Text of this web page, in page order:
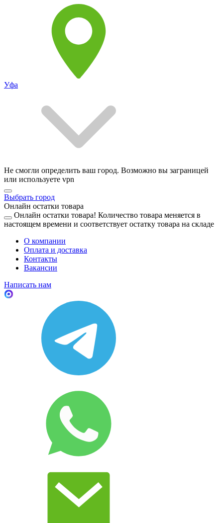
Уфа
Не смогли определить ваш город. Возможно вы заграницей
или используете vpn
Выбрать город
Онлайн остатки товара
Онлайн остатки товара! Количество товара меняется в
настоящем времени и соответствует остатку товара на складе
О компании
Оплата и доставка
Контакты
Вакансии
Написать нам